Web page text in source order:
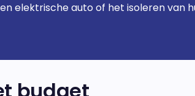
elektrische auto of het isoleren van